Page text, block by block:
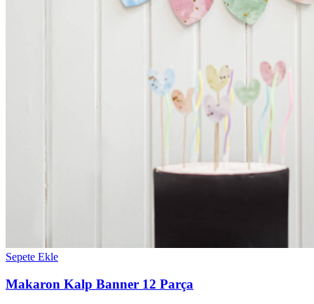
Sepete Ekle
Makaron Kalp Banner 12 Parça